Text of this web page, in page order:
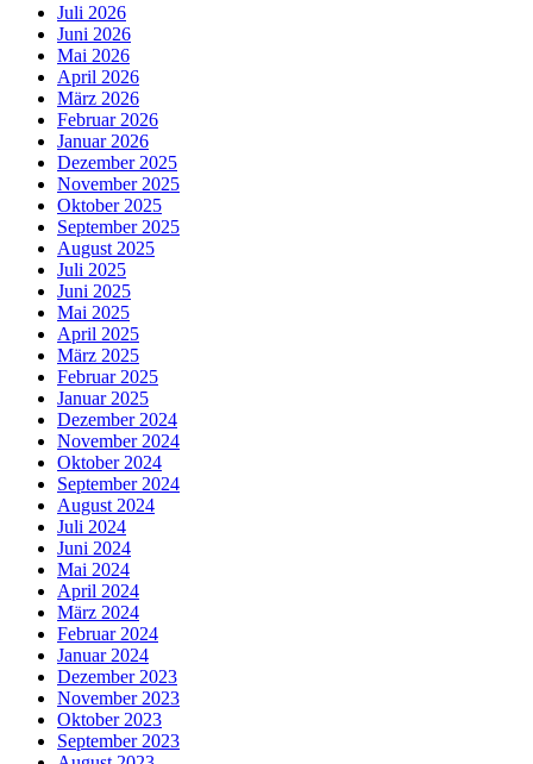
Juli 2026
Juni 2026
Mai 2026
April 2026
März 2026
Februar 2026
Januar 2026
Dezember 2025
November 2025
Oktober 2025
September 2025
August 2025
Juli 2025
Juni 2025
Mai 2025
April 2025
März 2025
Februar 2025
Januar 2025
Dezember 2024
November 2024
Oktober 2024
September 2024
August 2024
Juli 2024
Juni 2024
Mai 2024
April 2024
März 2024
Februar 2024
Januar 2024
Dezember 2023
November 2023
Oktober 2023
September 2023